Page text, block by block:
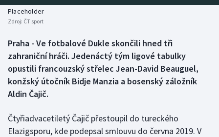
Biatlon
Box
Curling
Florbal
Aplikace ČT sport
Placeholder
Zdroj: ČT sport
Praha - Ve fotbalové Dukle skončili hned tři
zahraniční hráči. Jedenáctý tým ligové tabulky
opustili francouzský střelec Jean-David Beauguel,
konžský útočník Bidje Manzia a bosenský záložník
Aldin Čajič.
Čtyřiadvacetiletý Čajič přestoupil do tureckého
Elazigsporu, kde podepsal smlouvu do června 2019. V